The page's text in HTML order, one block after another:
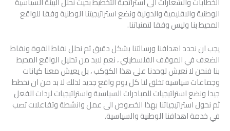
الوطنية والاقليمية والدولية ونضع استراتيجيتنا الوطنية وفقا للواقع
المحيط بنا وليس وفقا لتمنياتنا.
يجب ان نحدد اهدافنا ورسالتنا بشكل دقيق ثم نحلل نقاط القوة ونقاط
الضعف في الموقف الفلسطيني ، نعم لابد من تحليل الواقع المحيط
بنا فنحن لا نعيش لوحدنا على هذا الكوكب ، بل يعيش معنا كيانات
وجماعات سياسية تخلق لنا كل يوم واقع جديد لذلك لا بد من ان نخطط
جيدا ونضع استراتيجيات للمبادرات السياسية واستراتيجيات لردات الفعل
ثم نحول استراتيجياتنا بهذا الخصوص الى عمل وانشطة وتفاعلات تصب
في خدمة اهدافنا الوطنية والسياسية.